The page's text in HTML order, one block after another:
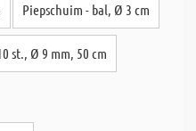
Piepschuim - bal, Ø 3 cm
st., Ø 9 mm, 50 cm